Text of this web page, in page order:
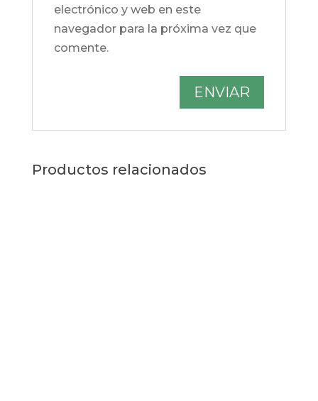
electrónico y web en este
navegador para la próxima vez que
comente.
Productos relacionados